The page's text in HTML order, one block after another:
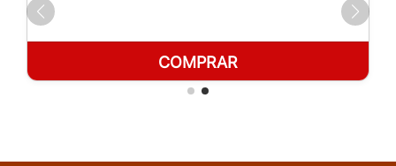
COMPRAR